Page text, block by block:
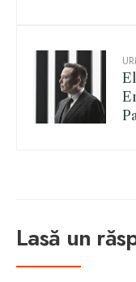
Lasă un